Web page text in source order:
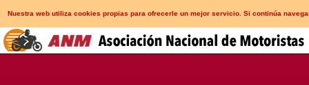
Nuestra web utiliza cookies propias para ofrecerle un mejor servicio. Si continúa